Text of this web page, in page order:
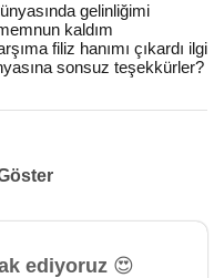
gelinliğimi
kaldım
filiz hanımı çıkardı ilgi
sonsuz teşekkürler?
ediyoruz 😍